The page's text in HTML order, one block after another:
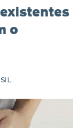
o